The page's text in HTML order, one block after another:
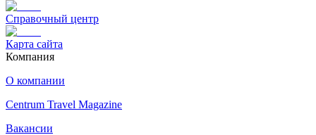
Справочный центр
Карта сайта
Компания
О компании
Centrum Travel Magazine
Вакансии